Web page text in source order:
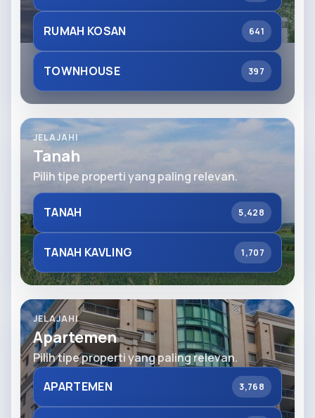
RUMAH KOSAN 641
TOWNHOUSE 397
JELAJAHI
Tanah
Pilih tipe properti yang paling relevan.
TANAH 5,428
TANAH KAVLING 1,707
JELAJAHI
Apartemen
Pilih tipe properti yang paling relevan.
APARTEMEN
3,768